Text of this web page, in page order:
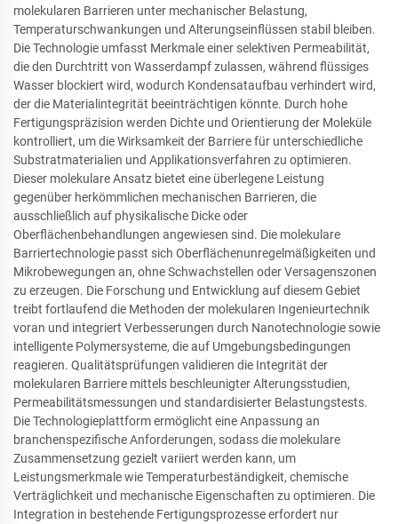
molekularen Barrieren unter mechanischer Belastung,
Temperaturschwankungen und Alterungseinflüssen stabil bleiben.
Die Technologie umfasst Merkmale einer selektiven Permeabilität,
die den Durchtritt von Wasserdampf zulassen, während flüssiges
Wasser blockiert wird, wodurch Kondensataufbau verhindert wird,
der die Materialintegrität beeinträchtigen könnte. Durch hohe
Fertigungspräzision werden Dichte und Orientierung der Moleküle
kontrolliert, um die Wirksamkeit der Barriere für unterschiedliche
Substratmaterialien und Applikationsverfahren zu optimieren.
Dieser molekulare Ansatz bietet eine überlegene Leistung
gegenüber herkömmlichen mechanischen Barrieren, die
ausschließlich auf physikalische Dicke oder
Oberflächenbehandlungen angewiesen sind. Die molekulare
Barriertechnologie passt sich Oberflächenunregelmäßigkeiten und
Mikrobewegungen an, ohne Schwachstellen oder Versagenszonen
zu erzeugen. Die Forschung und Entwicklung auf diesem Gebiet
treibt fortlaufend die Methoden der molekularen Ingenieurtechnik
voran und integriert Verbesserungen durch Nanotechnologie sowie
intelligente Polymersysteme, die auf Umgebungsbedingungen
reagieren. Qualitätsprüfungen validieren die Integrität der
molekularen Barriere mittels beschleunigter Alterungsstudien,
Permeabilitätsmessungen und standardisierter Belastungstests.
Die Technologieplattform ermöglicht eine Anpassung an
branchenspezifische Anforderungen, sodass die molekulare
Zusammensetzung gezielt variiert werden kann, um
Leistungsmerkmale wie Temperaturbeständigkeit, chemische
Verträglichkeit und mechanische Eigenschaften zu optimieren. Die
Integration in bestehende Fertigungsprozesse erfordert nur